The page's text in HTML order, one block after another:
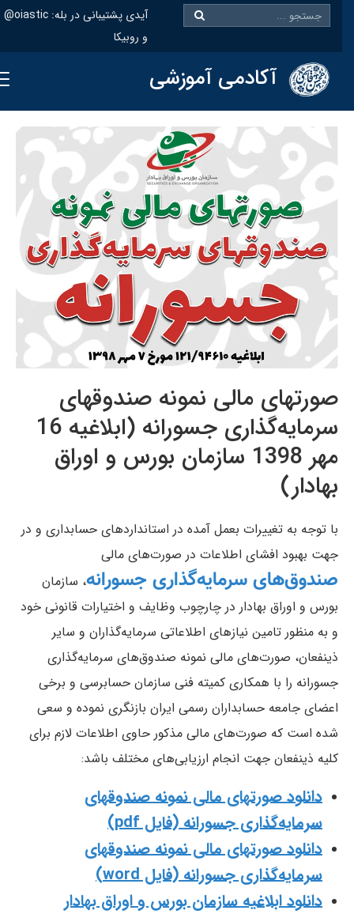
@oiastic :آیدی پشتیبانی در بله
و روبیکا
آکادمی آموزشی
صورتهای مالی نمونه صندوقهای
سرمایه‌گذاری جسورانه (ابلاغیه 16
مهر 1398 سازمان بورس و اوراق
بهادار)
با توجه به تغییرات بعمل آمده در استانداردهای حسابداری و در
جهت بهبود افشای اطلاعات در صورت‌های مالی
صندوق‌های سرمایه‌گذاری جسورانه، سازمان
بورس و اوراق بهادار در چارچوب وظایف و اختیارات قانونی خود
و به منظور تامین نیازهای اطلاعاتی سرمایه‌گذاران و ساير
ذينفعان، صورت‌های مالی نمونه صندوق‌های سرمایه‌گذاری
جسورانه را با همکاری کمیته فنی سازمان حسابرسی و برخی
اعضای جامعه حسابداران رسمی ایران بازنگری نموده و سعی
شده است که صورت‌های مالی مذکور حاوی اطلاعات لازم برای
کلیه ذینفعان جهت انجام ارزیابی‌های مختلف باشد:
دانلود صورتهای مالی نمونه صندوقهای
سرمایه‌گذاری جسورانه (فایل pdf)
دانلود صورتهای مالی نمونه صندوقهای
سرمایه‌گذاری جسورانه (فایل word)
دانلود ابلاغیه سازمان بورس و اوراق بهادار